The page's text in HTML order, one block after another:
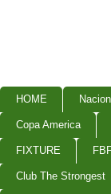
HOME
Copa America
FIXTURE
Club The Strongest